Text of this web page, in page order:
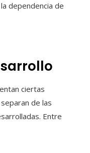
dependencia de
ciertas
de las
Entre